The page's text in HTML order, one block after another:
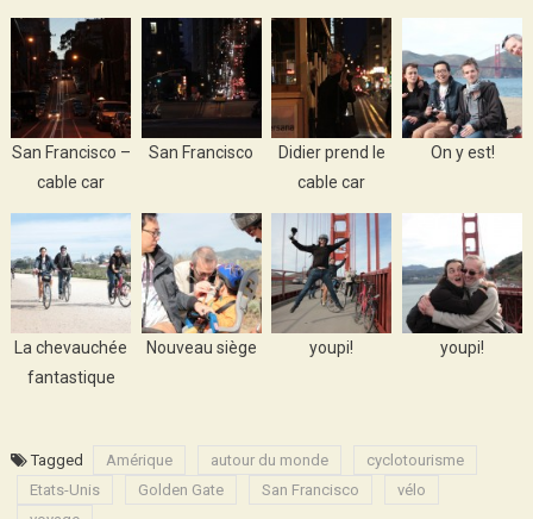
San Francisco –
cable car
San Francisco
Didier prend le
cable car
On y est!
La chevauchée
fantastique
Nouveau siège youpi! youpi!
Tagged Amérique autour du monde
cyclotourisme
Etats-Unis
Golden Gate San Francisco
vélo